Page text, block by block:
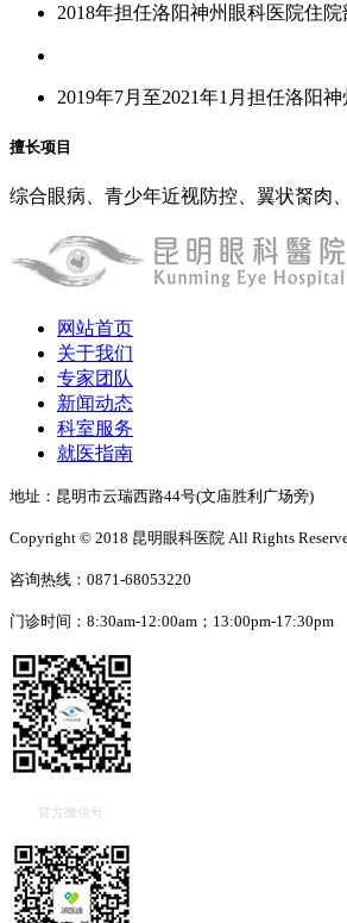
2018年担任洛阳神州眼科医院住
2019年7月至2021年1月担任洛阳
擅长项目
综合眼病、青少年近视防控、翼状胬肉
网站首页
关于我们
专家团队
新闻动态
科室服务
就医指南
地址：昆明市云瑞西路44号(文庙胜利广场旁)
Copyright © 2018 昆明眼科医院 All Rights
咨询热线：0871-68053220
门诊时间：8:30am-12:00am；13:00pm-17:30pm
官方微信号